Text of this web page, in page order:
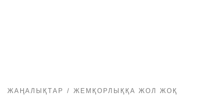
ЖАҢАЛЫҚТАР ЖЕМҚОРЛЫҚҚА ЖОЛ ЖОҚ